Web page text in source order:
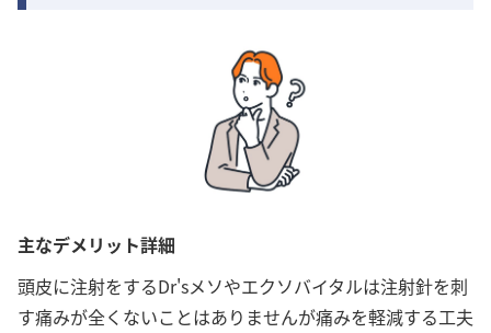
主なデメリット詳細
頭皮に注射をするDr'sメソやエクソバイタルは注射針を刺
す痛みが全くないことはありませんが痛みを軽減する工夫